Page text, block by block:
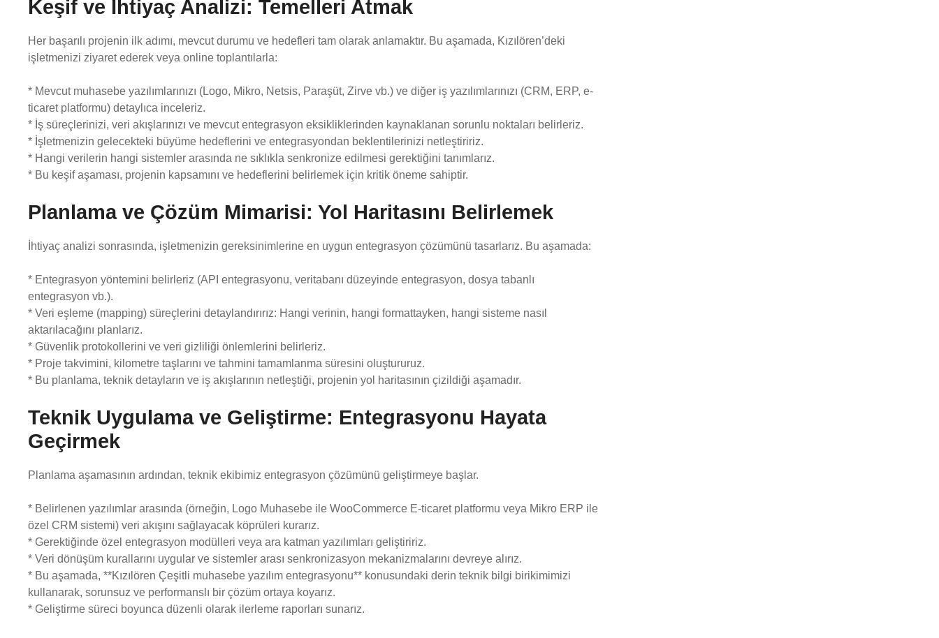
Keşif ve İhtiyaç Analizi: Temelleri Atmak
Her başarılı projenin ilk adımı, mevcut durumu ve hedefleri tam olarak anlamaktır. Bu aşamada, Kızılören’deki
işletmenizi ziyaret ederek veya online toplantılarla:
* Mevcut muhasebe yazılımlarınızı (Logo, Mikro, Netsis, Paraşüt, Zirve vb.) ve diğer iş yazılımlarınızı (CRM, ERP, e-
ticaret platformu) detaylıca inceleriz.
* İş süreçlerinizi, veri akışlarınızı ve mevcut entegrasyon eksikliklerinden kaynaklanan sorunlu noktaları belirleriz.
* İşletmenizin gelecekteki büyüme hedeflerini ve entegrasyondan beklentilerinizi netleştiririz.
* Hangi verilerin hangi sistemler arasında ne sıklıkla senkronize edilmesi gerektiğini tanımlarız.
* Bu keşif aşaması, projenin kapsamını ve hedeflerini belirlemek için kritik öneme sahiptir.
Planlama ve Çözüm Mimarisi: Yol Haritasını Belirlemek
İhtiyaç analizi sonrasında, işletmenizin gereksinimlerine en uygun entegrasyon çözümünü tasarlarız. Bu aşamada:
* Entegrasyon yöntemini belirleriz (API entegrasyonu, veritabanı düzeyinde entegrasyon, dosya tabanlı
entegrasyon vb.).
* Veri eşleme (mapping) süreçlerini detaylandırırız: Hangi verinin, hangi formattayken, hangi sisteme nasıl
aktarılacağını planlarız.
* Güvenlik protokollerini ve veri gizliliği önlemlerini belirleriz.
* Proje takvimini, kilometre taşlarını ve tahmini tamamlanma süresini oluştururuz.
* Bu planlama, teknik detayların ve iş akışlarının netleştiği, projenin yol haritasının çizildiği aşamadır.
Teknik Uygulama ve Geliştirme: Entegrasyonu Hayata
Geçirmek
Planlama aşamasının ardından, teknik ekibimiz entegrasyon çözümünü geliştirmeye başlar.
* Belirlenen yazılımlar arasında (örneğin, Logo Muhasebe ile WooCommerce E-ticaret platformu veya Mikro ERP ile
özel CRM sistemi) veri akışını sağlayacak köprüleri kurarız.
* Gerektiğinde özel entegrasyon modülleri veya ara katman yazılımları geliştiririz.
* Veri dönüşüm kurallarını uygular ve sistemler arası senkronizasyon mekanizmalarını devreye alırız.
* Bu aşamada, **Kızılören Çeşitli muhasebe yazılım entegrasyonu** konusundaki derin teknik bilgi birikimimizi
kullanarak, sorunsuz ve performanslı bir çözüm ortaya koyarız.
* Geliştirme süreci boyunca düzenli olarak ilerleme raporları sunarız.